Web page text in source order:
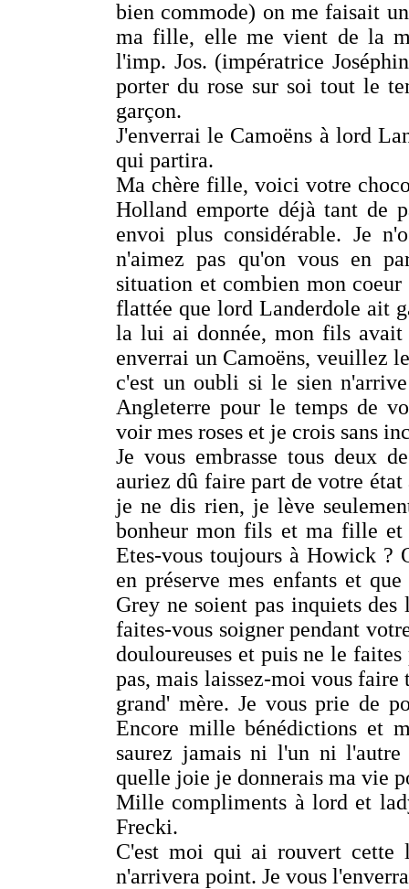
bien commode) on me faisait
ma fille, elle me vient de la
l'imp. Jos. (impératrice
porter du rose sur soi tout le
garçon.
J'enverrai le Camoëns à lord
qui partira.
Ma chère fille, voici votre
Holland emporte déjà tant de
envoi plus considérable. Je
n'aimez pas qu'on vous en
situation et combien mon
flattée que lord Landerdole ait
la lui ai donnée, mon fils
enverrai un Camoëns, veuillez
c'est un oubli si le sien
Angleterre pour le temps de
voir mes roses et je crois sans
Je vous embrasse tous deux
auriez dû faire part de votre
je ne dis rien, je lève
bonheur mon fils et ma fille et
Etes-vous toujours à Howick ?
en préserve mes enfants et
Grey ne soient pas inquiets
faites-vous soigner pendant
douloureuses et puis ne le
pas, mais laissez-moi vous
grand' mère. Je vous prie de
Encore mille bénédictions et
saurez jamais ni l'un ni
quelle joie je donnerais ma vie
Mille compliments à lord et
Frecki.
C'est moi qui ai rouvert cette
n'arrivera point. Je vous